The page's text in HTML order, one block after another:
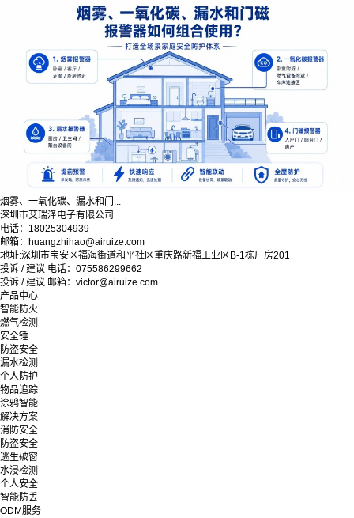
烟雾、一氧化碳、漏水和门...
深圳市艾瑞泽电子有限公司
电话：18025304939
邮箱：huangzhihao@airuize.com
地址:深圳市宝安区福海街道和平社区重庆路新福工业区B-1栋厂房201
投诉 / 建议 电话：075586299662
投诉 / 建议 邮箱：victor@airuize.com
产品中心
智能防火
燃气检测
安全锤
防盗安全
漏水检测
个人防护
物品追踪
涂鸦智能
解决方案
消防安全
防盗安全
逃生破窗
水浸检测
个人安全
智能防丢
ODM服务